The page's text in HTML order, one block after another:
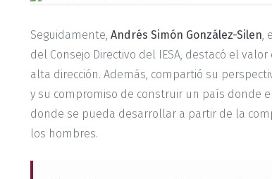
Seguidamente, Andrés Simón González-Silen,
del Consejo Directivo del IESA, destacó el
alta dirección. Además, compartió su
y su compromiso de construir un país donde
donde se pueda desarrollar a partir de la
los hombres.